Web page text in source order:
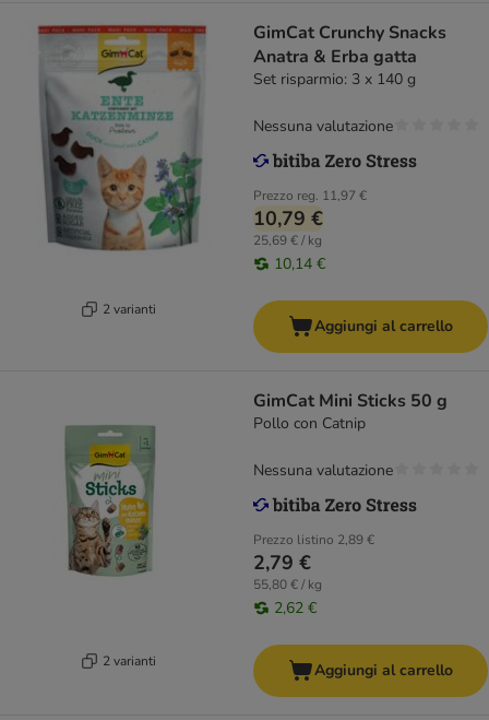
2 varianti
GimCat Crunchy Snacks
Anatra & Erba gatta
Set risparmio: 3 x 140 g
Prezzo reg. 11,97 €
10,79 €
25,69 € / kg
10,14 €
Nessuna valutazione
Aggiungi al carrello
2 varianti
GimCat Mini Sticks 50 g
Pollo con Catnip
Prezzo listino 2,89 €
2,79 €
55,80 € / kg
2,62 €
Nessuna valutazione
Aggiungi al carrello